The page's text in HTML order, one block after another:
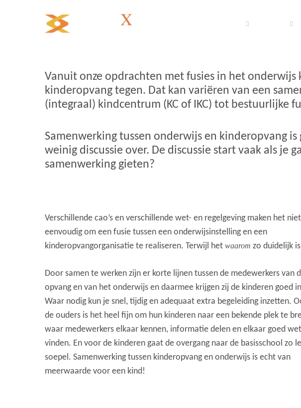
Vanuit onze opdrachten met fusies in het
kinderopvang tegen. Dat kan variëren van een
(integraal) kindcentrum (KC of IKC) tot bestuurlijke
Samenwerking tussen onderwijs en kinderopvang
weinig discussie over. De discussie start vaak als je
samenwerking gieten?
Verschillende cao’s en verschillende wet- en regelgeving maken het niet
eenvoudig om een fusie tussen een onderwijsinstelling en een
kinderopvangorganisatie te realiseren. Terwijl hetwaaromzo duidelijk
Door samen te werken zijn er korte lijnen tussen de medewerkers van
opvang en van het onderwijs en daarmee krijgen zij de kinderen goed
Waar nodig kun je snel, tijdig en adequaat extra begeleiding inzetten.
de ouders is het heel fijn om hun kinderen naar een bekende plek te
waar medewerkers elkaar kennen, informatie delen en elkaar goed
vinden. En voor de kinderen gaat de overgang naar de basisschool zo
soepel. Samenwerking tussen kinderopvang en onderwijs is echt van
meerwaarde voor een kind!